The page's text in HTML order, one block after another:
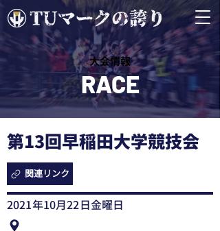
​大会情報
RACE
第13回早稲田大学競技会
関連リンク
2021年10月22日金曜日